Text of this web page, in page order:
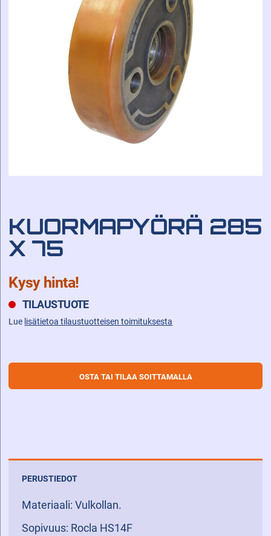
KUORMAPYÖRÄ 285
X 75
Kysy hinta!
TILAUSTUOTE
Lue lisätietoa tilaustuotteisen toimituksesta
OSTA TAI TILAA SOITTAMALLA
PERUSTIEDOT
Materiaali: Vulkollan.
Sopivuus: Rocla HS14F